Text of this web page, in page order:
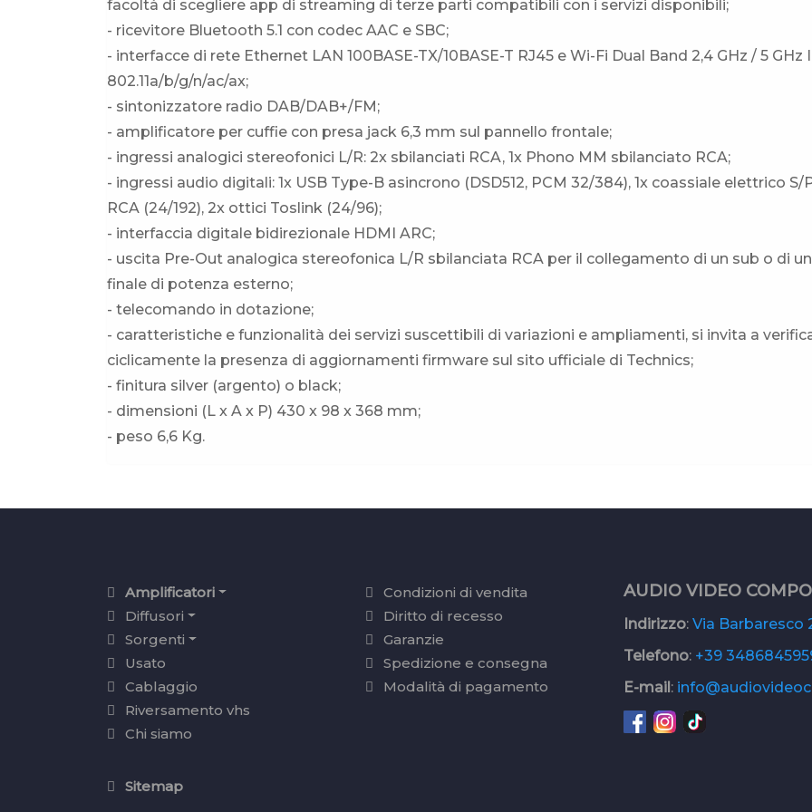
facoltà di scegliere app di streaming di terze parti compatibili con i servizi disponibili;
- ricevitore Bluetooth 5.1 con codec AAC e SBC;
- interfacce di rete Ethernet LAN 100BASE-TX/10BASE-T RJ45 e Wi-Fi Dual Band 2,4 GHz / 5 GHz
802.11a/b/g/n/ac/ax;
- sintonizzatore radio DAB/DAB+/FM;
- amplificatore per cuffie con presa jack 6,3 mm sul pannello frontale;
- ingressi analogici stereofonici L/R: 2x sbilanciati RCA, 1x Phono MM sbilanciato RCA;
- ingressi audio digitali: 1x USB Type-B asincrono (DSD512, PCM 32/384), 1x coassiale elettrico S/
RCA (24/192), 2x ottici Toslink (24/96);
- interfaccia digitale bidirezionale HDMI ARC;
- uscita Pre-Out analogica stereofonica L/R sbilanciata RCA per il collegamento di un sub o di un
finale di potenza esterno;
- telecomando in dotazione;
- caratteristiche e funzionalità dei servizi suscettibili di variazioni e ampliamenti, si invita a
ciclicamente la presenza di aggiornamenti firmware sul sito ufficiale di Technics;
- finitura silver (argento) o black;
- dimensioni (L x A x P) 430 x 98 x 368 mm;
- peso 6,6 Kg.
Amplificatori
Diffusori
Sorgenti
Usato
Cablaggio
Riversamento vhs
Chi siamo
Sitemap
Condizioni di vendita
Diritto di recesso
Garanzie
Spedizione e consegna
Modalità di pagamento
AUDIO VIDEO
Indirizzo: Via Barbaresco
Telefono: +39
E-mail: